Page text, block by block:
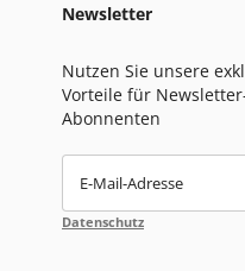
Newsletter
Nutzen Sie unsere
Vorteile für
Abonnenten
E-Mail-Adresse
Datenschutz